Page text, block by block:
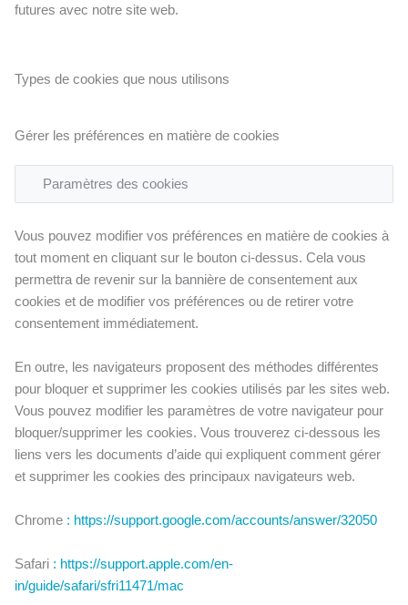
futures avec notre site web.
Types de cookies que nous utilisons
Gérer les préférences en matière de cookies
Paramètres des cookies
Vous pouvez modifier vos préférences en matière de cookies à
tout moment en cliquant sur le bouton ci-dessus. Cela vous
permettra de revenir sur la bannière de consentement aux
cookies et de modifier vos préférences ou de retirer votre
consentement immédiatement.
En outre, les navigateurs proposent des méthodes différentes
pour bloquer et supprimer les cookies utilisés par les sites web.
Vous pouvez modifier les paramètres de votre navigateur pour
bloquer/supprimer les cookies. Vous trouverez ci-dessous les
liens vers les documents d’aide qui expliquent comment gérer
et supprimer les cookies des principaux navigateurs web.
Chrome : https://support.google.com/accounts/answer/32050
Safari : https://support.apple.com/en-
in/guide/safari/sfri11471/mac